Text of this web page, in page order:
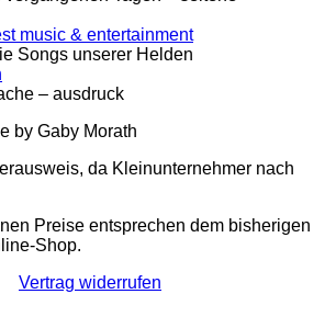
music & entertainment
Songs unserer Helden
– ausdruck
by Gaby Morath
da Kleinunternehmer nach
Preise entsprechen dem bisherigen
Shop.
Vertrag widerrufen